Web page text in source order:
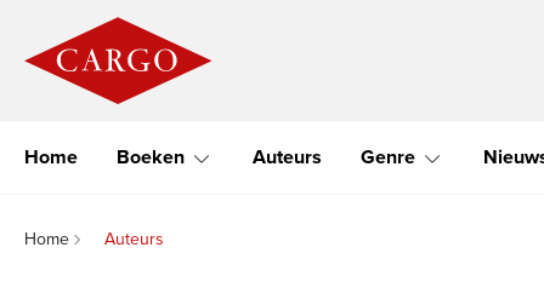
Home Boeken Auteurs Genre
Home Auteurs